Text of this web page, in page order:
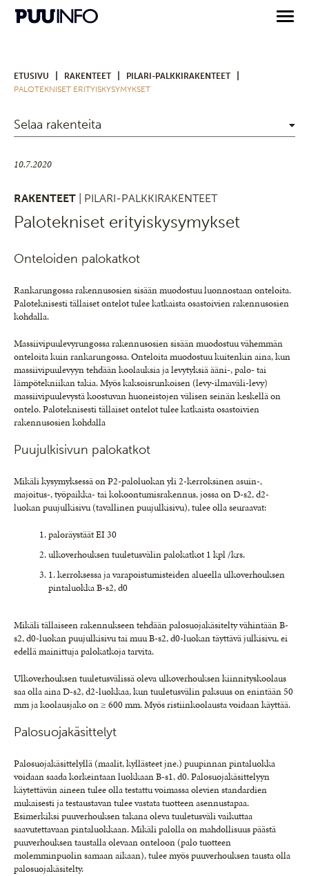
ETUSIVU RAKENTEET PILARI-PALKKIRAKENTEET
PALOTEKNISET ERITYISKYSYMYKSET
Selaa rakenteita
10.7.2020
RAKENTEET | PILARI-PALKKIRAKENTEET
Palotekniset erityiskysymykset
Onteloiden palokatkot
Rankarungossa rakennusosien sisään muodostuu luonnostaan onteloita.
Paloteknisesti tällaiset ontelot tulee katkaista osastoivien rakennusosien
kohdalla.
Massiivipuulevyrungossa rakennusosien sisään muodostuu vähemmän
onteloita kuin rankarungossa. Onteloita muodostuu kuitenkin aina, kun
massiivipuulevyyn tehdään koolauksia ja levytyksiä ääni-, palo- tai
lämpötekniikan takia. Myös kaksoisrunkoisen (levy-ilmaväli-levy)
massiivipuulevystä koostuvan huoneistojen välisen seinän keskellä on
ontelo. Paloteknisesti tällaiset ontelot tulee katkaista osastoivien
rakennusosien kohdalla
Puujulkisivun palokatkot
Mikäli kysymyksessä on P2-paloluokan yli 2-kerroksinen asuin-,
majoitus-, työpaikka- tai kokoontumisrakennus, jossa on D-s2, d2-
luokan puujulkisivu (tavallinen puujulkisivu), tulee olla seuraavat:
paloräystäät EI 30
ulkoverhouksen tuuletusvälin palokatkot 1 kpl /krs.
1. kerroksessa ja varapoistumisteiden alueella ulkoverhouksen
pintaluokka B-s2, d0
Mikäli tällaiseen rakennukseen tehdään palosuojakäsitelty vähintään B-
s2, d0-luokan puujulkisivu tai muu B-s2, d0-luokan täyttävä julkisivu, ei
edellä mainittuja palokatkoja tarvita.
Ulkoverhouksen tuuletusvälissä oleva ulkoverhouksen kiinnityskoolaus
saa olla aina D-s2, d2-luokkaa, kun tuuletusvälin paksuus on enintään 50
mm ja koolausjako on ≥ 600 mm. Myös ristiinkoolausta voidaan käyttää.
Palosuojakäsittelyt
Palosuojakäsittelyllä (maalit, kyllästeet jne.) puupinnan pintaluokka
voidaan saada korkeintaan luokkaan B-s1, d0. Palosuojakäsittelyyn
käytettävän aineen tulee olla testattu voimassa olevien standardien
mukaisesti ja testaustavan tulee vastata tuotteen asennustapaa.
Esimerkiksi puuverhouksen takana oleva tuuletusväli vaikuttaa
saavutettavaan pintaluokkaan. Mikäli palolla on mahdollisuus päästä
puuverhouksen taustalla olevaan onteloon (palo tuotteen
molemminpuolin samaan aikaan), tulee myös puuverhouksen tausta olla
palosuojakäsitelty.